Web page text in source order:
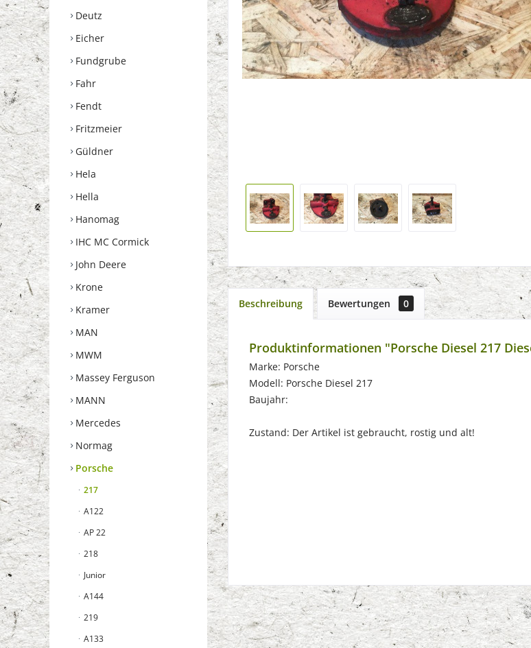
Deutz
Eicher
Fundgrube
Fahr
Fendt
Fritzmeier
Güldner
Hela
Hella
Hanomag
IHC MC Cormick
John Deere
Krone
Kramer
MAN
MWM
Massey Ferguson
MANN
Mercedes
Normag
Porsche
217
A122
AP 22
218
Junior
A144
219
A133
Beschreibung Bewertungen 0
Produktinformationen "Porsche Diesel 217
Marke: Porsche
Modell: Porsche Diesel 217
Baujahr:
Zustand: Der Artikel ist gebraucht, rostig und alt!